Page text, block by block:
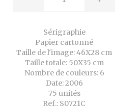
Sérigraphie
Papier cartonné
Taille de l'image: 46X28 cm
Taille totale: 50X35 cm
Nombre de couleurs: 6
Date: 2006
75 unités
Ref.: S0721C